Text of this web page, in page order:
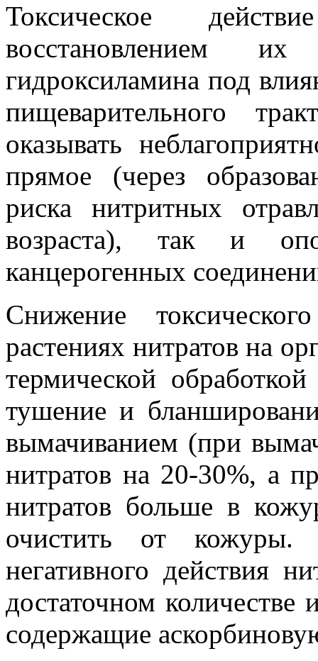
Токсическое
восстановлением
гидроксиламина под
пищеварительного
оказывать
прямое (через
риска нитритных
возраста), так и
канцерогенных
Снижение
растениях нитратов на
термической
тушение и
вымачиванием (при
нитратов на 20-30%, а
нитратов больше в
очистить от кожуры.
негативного действия
достаточном
содержащие